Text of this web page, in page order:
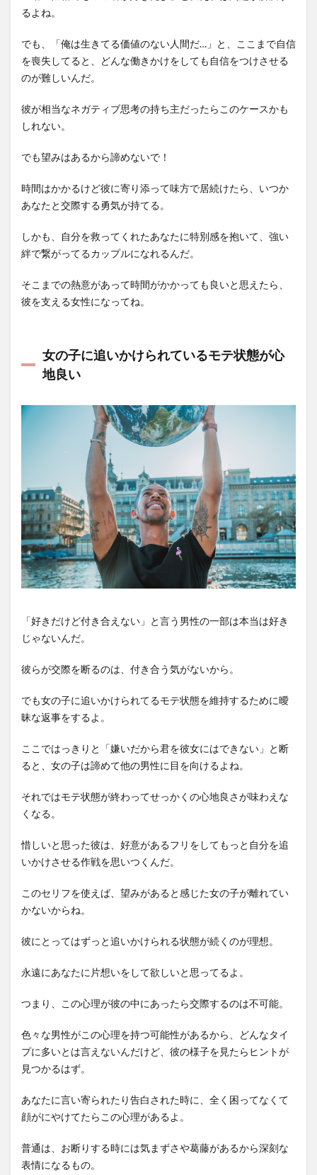
るよね。
でも、「俺は生きてる価値のない人間だ…」と、ここまで自信
を喪失してると、どんな働きかけをしても自信をつけさせる
のが難しいんだ。
彼が相当なネガティブ思考の持ち主だったらこのケースかも
しれない。
でも望みはあるから諦めないで！
時間はかかるけど彼に寄り添って味方で居続けたら、いつか
あなたと交際する勇気が持てる。
しかも、自分を救ってくれたあなたに特別感を抱いて、強い
絆で繋がってるカップルになれるんだ。
そこまでの熱意があって時間がかかっても良いと思えたら、
彼を支える女性になってね。
女の子に追いかけられているモテ状態が心
地良い
「好きだけど付き合えない」と言う男性の一部は本当は好き
じゃないんだ。
彼らが交際を断るのは、付き合う気がないから。
でも女の子に追いかけられてるモテ状態を維持するために曖
昧な返事をするよ。
ここではっきりと「嫌いだから君を彼女にはできない」と断
ると、女の子は諦めて他の男性に目を向けるよね。
それではモテ状態が終わってせっかくの心地良さが味わえな
くなる。
惜しいと思った彼は、好意があるフリをしてもっと自分を追
いかけさせる作戦を思いつくんだ。
このセリフを使えば、望みがあると感じた女の子が離れてい
かないからね。
彼にとってはずっと追いかけられる状態が続くのが理想。
永遠にあなたに片想いをして欲しいと思ってるよ。
つまり、この心理が彼の中にあったら交際するのは不可能。
色々な男性がこの心理を持つ可能性があるから、どんなタイ
プに多いとは言えないんだけど、彼の様子を見たらヒントが
見つかるはず。
あなたに言い寄られたり告白された時に、全く困ってなくて
顔がにやけてたらこの心理があるよ。
普通は、お断りする時には気まずさや葛藤があるから深刻な
表情になるもの。